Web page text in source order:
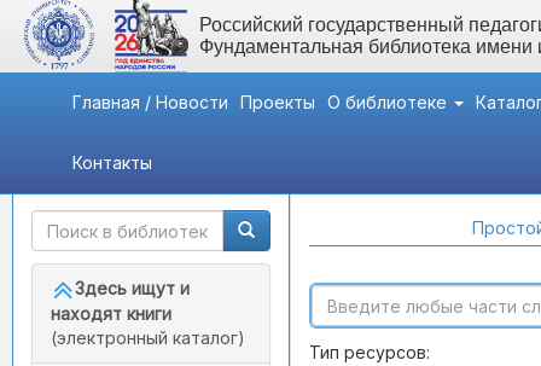
Российский государственный
Фундаментальная библиотека
Главная / Новости Проекты О библиотеке
Контакты
Быстрый доступ
Здесь ищут и
находят книги
(электронный каталог)
Тип ресурсов: